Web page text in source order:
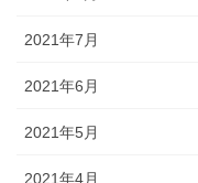
2021年7月
2021年6月
2021年5月
2021年4月